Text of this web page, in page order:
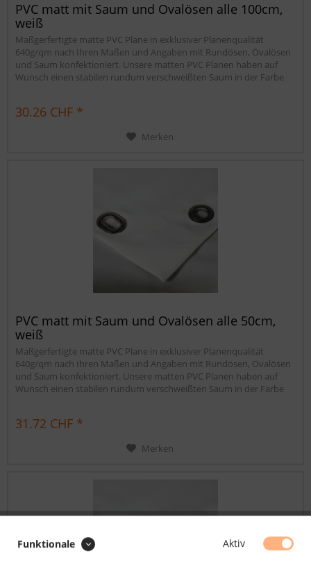
PVC matt mit Saum und Ovalösen alle 100cm,
weiß
Maßgerfertigte matte PVC Plane in exklusiver Planenqualität
640g/qm nach Ihren Maßen und Angaben mit Rundösen, Ovalösen
und Saum konfektioniert. Unsere matten PVC Planen haben auf
Wunsch einen stabilen rundum verschweißten Saum in der Farbe
30.26 CHF *
Merken
PVC matt mit Saum und Ovalösen alle 50cm,
weiß
Maßgerfertigte matte PVC Plane in exklusiver Planenqualität
640g/qm nach Ihren Maßen und Angaben mit Rundösen, Ovalösen
und Saum konfektioniert. Unsere matten PVC Planen haben auf
Wunsch einen stabilen rundum verschweißten Saum in der Farbe
31.72 CHF *
Merken
Funktionale Aktiv